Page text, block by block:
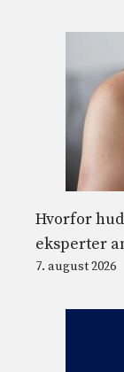
Hvorfor
eksperter
7. august 2026